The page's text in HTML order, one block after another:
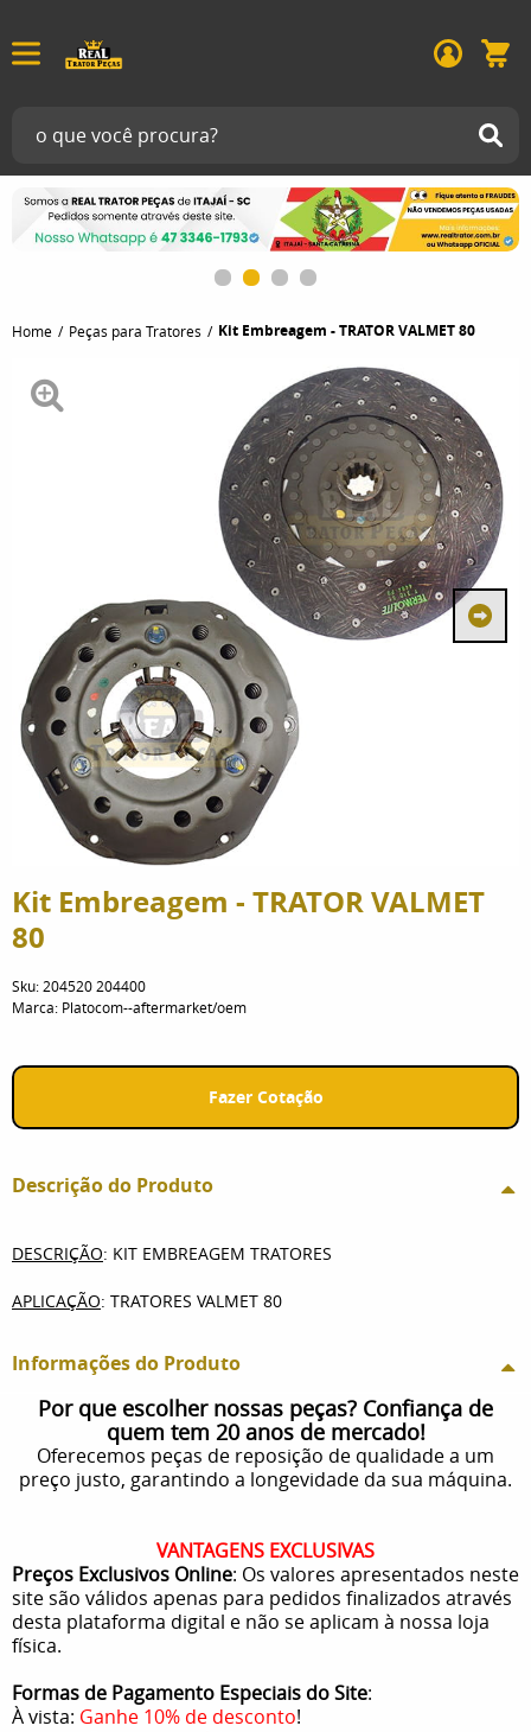
Home Peças para Tratores Kit Embreagem - TRATOR VALMET 80
Kit Embreagem - TRATOR VALMET
80
Sku: 204520 204400
Marca: Platocom--aftermarket/oem
Fazer Cotação
Descrição do Produto
DESCRIÇÃO: KIT EMBREAGEM TRATORES
APLICAÇÃO: TRATORES VALMET 80
Informações do Produto
Por que escolher nossas peças? Confiança de
quem tem 20 anos de mercado!
Oferecemos peças de reposição de qualidade a um
preço justo, garantindo a longevidade da sua máquina.
VANTAGENS EXCLUSIVAS
Preços Exclusivos Online: Os valores apresentados neste
site são válidos apenas para pedidos finalizados através
desta plataforma digital e não se aplicam à nossa loja
física.
Formas de Pagamento Especiais do Site:
À vista: Ganhe 10% de desconto!